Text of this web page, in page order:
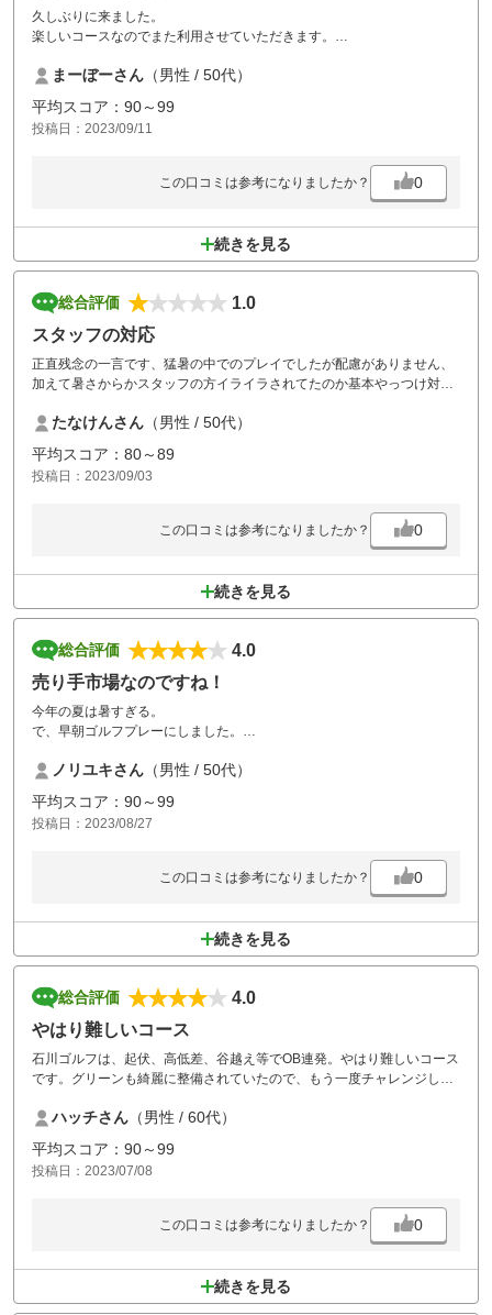
久しぶりに来ました。
楽しいコースなのでまた利用させていただきます。
た。まーぼーさん （男性 / 50代）
平均スコア：90～99
投稿日：2023/09/11
この口コミは参考になりましたか？ 0
続きを見る
総合評価
1.0
スタッフの対応
正直残念の一言です、猛暑の中でのプレイでしたが配慮がありません、
加えて暑さからかスタッフの方イライラされてたのか基本やっつけ対応
間保護の方が大事では？、とにかく残念です。
たなけんさん （男性 / 50代）
平均スコア：80～89
投稿日：2023/09/03
この口コミは参考になりましたか？ 0
続きを見る
総合評価
4.0
売り手市場なのですね！
今年の夏は暑すぎる。
で、早朝ゴルフプレーにしました。
食事無しのスループレーにしては、高すぎると思いますねぇ！バックナ
インで25分超の待ち時間！
スループレーの意味がない！
ノリユキさん （男性 / 50代）
平均スコア：90～99
投稿日：2023/08/27
この口コミは参考になりましたか？ 0
続きを見る
総合評価
4.0
やはり難しいコース
石川ゴルフは、起伏、高低差、谷越え等でOB連発。やはり難しいコース
です。グリーンも綺麗に整備されていたので、もう一度チャレンジしま
ハッチさん （男性 / 60代）
平均スコア：90～99
投稿日：2023/07/08
この口コミは参考になりましたか？ 0
続きを見る